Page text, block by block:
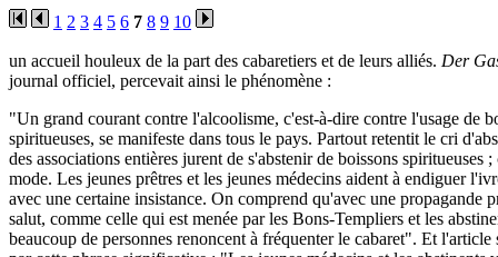
1 2 3 4 5 6 7 8 9 10
un accueil houleux de la part des cabaretiers et de leurs alliés. Der
journal officiel, percevait ainsi le phénomène :
"Un grand courant contre l'alcoolisme, c'est-à-dire contre l'usage de
spiritueuses, se manifeste dans tous le pays. Partout retentit le cri
des associations entières jurent de s'abstenir de boissons spiritueuses ;
mode. Les jeunes prêtres et les jeunes médecins aident à endiguer
avec une certaine insistance. On comprend qu'avec une propagande
salut, comme celle qui est menée par les Bons-Templiers et les
beaucoup de personnes renoncent à fréquenter le cabaret". Et l'article